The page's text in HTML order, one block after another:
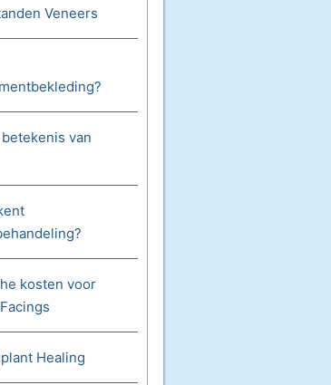
Veneers
van
kosten voor
Healing